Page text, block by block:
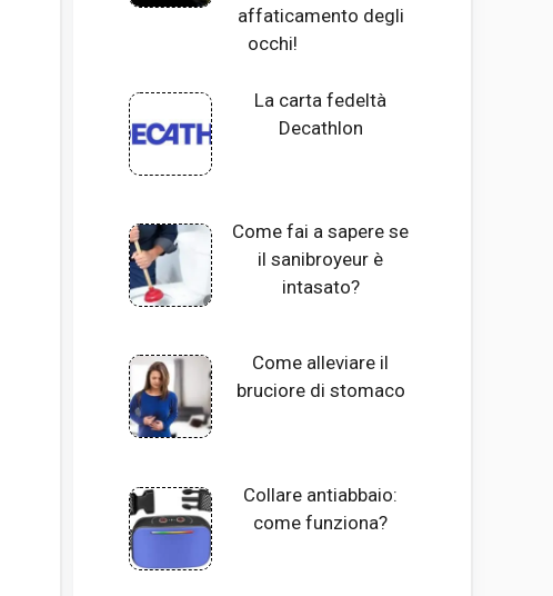
affaticamento degli
occhi!
La carta fedeltà
Decathlon
Come fai a sapere se
il sanibroyeur è
intasato?
Come alleviare il
bruciore di stomaco
Collare antiabbaio:
come funziona?